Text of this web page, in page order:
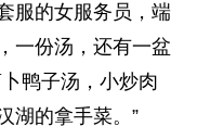
的女服务员，端
一份汤，还有一盆
鸭子汤，小炒肉
湖的拿手菜。”